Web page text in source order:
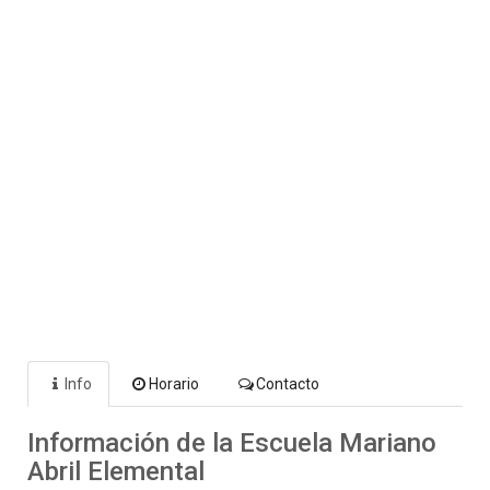
Info Horario Contacto
Información de la Escuela Mariano
Abril Elemental